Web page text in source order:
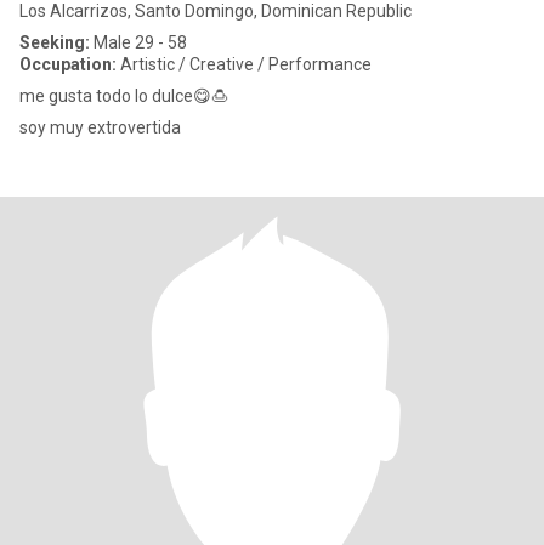
Los Alcarrizos, Santo Domingo, Dominican Republic
Seeking: Male 29 - 58
Occupation: Artistic / Creative / Performance
me gusta todo lo dulce😋🍮
soy muy extrovertida